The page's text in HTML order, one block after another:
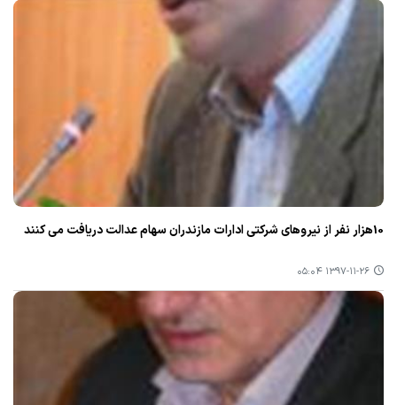
10هزار نفر از نیروهای شركتی ادارات مازندران سهام عدالت دریافت می كنند
۱۳۹۷-۱۱-۲۶ ۰۵:۰۴